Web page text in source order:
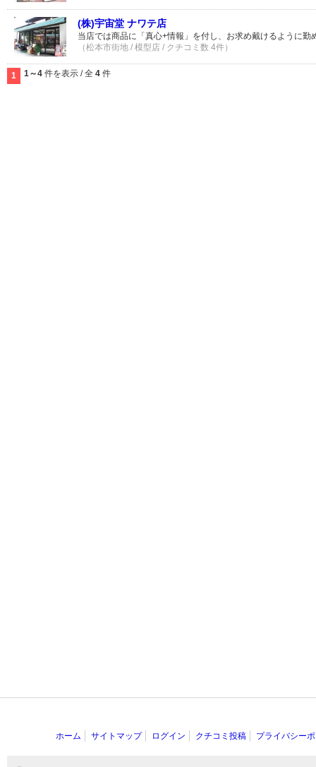
(株)宇宙堂 ナワテ店
当店では商品に「真心+情報」を付し、お求め戴けるように勤
（松本市街地 / 模型店 / クチコミ数 4件）
1 1～4 件を表示 / 全 4 件
ホーム サイトマップ ログイン クチコミ投稿 プライバシー